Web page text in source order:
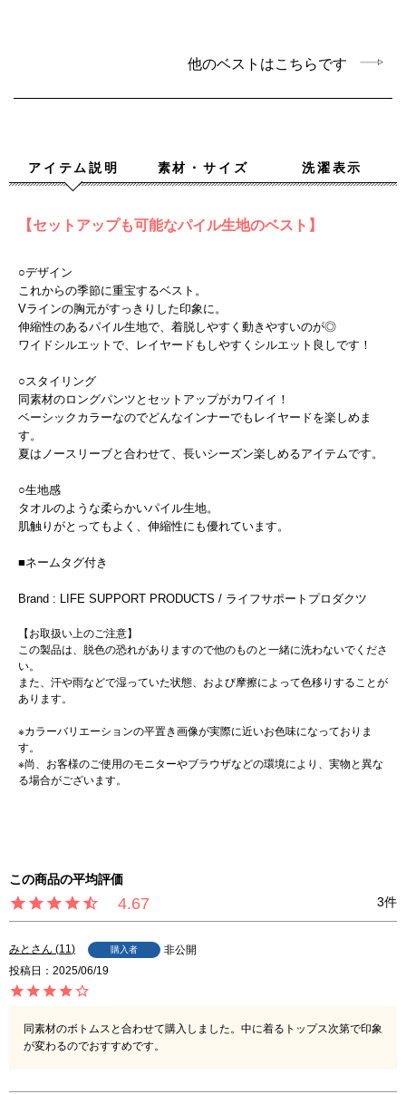
他のベストはこちらです
アイテム説明 素材・サイズ 洗濯表示
【セットアップも可能なパイル生地のベスト】
○デザイン
これからの季節に重宝するベスト。
Vラインの胸元がすっきりした印象に。
伸縮性のあるパイル生地で、着脱しやすく動きやすいのが◎
ワイドシルエットで、レイヤードもしやすくシルエット良しです！
○スタイリング
同素材のロングパンツとセットアップがカワイイ！
ベーシックカラーなのでどんなインナーでもレイヤードを楽しめま
す。
夏はノースリーブと合わせて、長いシーズン楽しめるアイテムです。
○生地感
タオルのような柔らかいパイル生地。
肌触りがとってもよく、伸縮性にも優れています。
■ネームタグ付き
Brand : LIFE SUPPORT PRODUCTS / ライフサポートプロダクツ
【お取扱い上のご注意】
この製品は、脱色の恐れがありますので他のものと一緒に洗わないでくださ
い。
また、汗や雨などで湿っていた状態、および摩擦によって色移りすることが
あります。
※カラーバリエーションの平置き画像が実際に近いお色味になっておりま
す。
※尚、お客様のご使用のモニターやブラウザなどの環境により、実物と異な
る場合がございます。
4.67 3
みと 11 購入者
非公開
投稿日
2025/06/19
同素材のボトムスと合わせて購入しました。中に着るトップス次第で印象
が変わるのでおすすめです。